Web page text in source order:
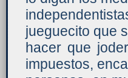
jueguecito que
hacer que
impuestos,